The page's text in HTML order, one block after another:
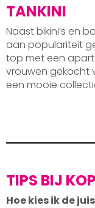
TANKINI
Naast bikini’s en
aan populariteit
top met een
vrouwen gekocht
een mooie
TIPS BIJ
Hoe kies ik de